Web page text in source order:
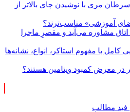
سرطان مری با نوشیدن چای بالاتر از
آموزشی» مناسب‌ترند؟
مشاوره می‌آید و مقصرِ ماجرا
کامل با مفهوم استاکر، انواع، نشانه‌ها
در معرض کمبود ویتامین هستند؟
فید مطالب